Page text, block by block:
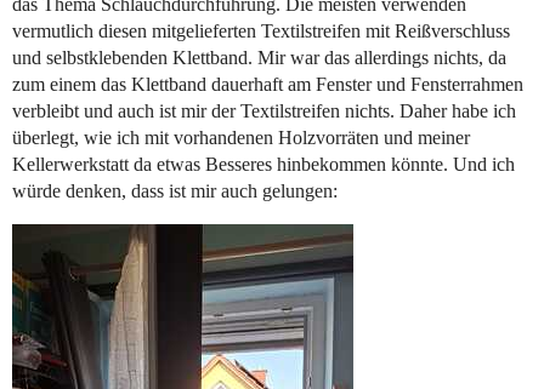
das Thema Schlauchdurchführung. Die meisten verwenden
vermutlich diesen mitgelieferten Textilstreifen mit Reißverschluss
und selbstklebenden Klettband. Mir war das allerdings nichts, da
zum einem das Klettband dauerhaft am Fenster und Fensterrahmen
verbleibt und auch ist mir der Textilstreifen nichts. Daher habe ich
überlegt, wie ich mit vorhandenen Holzvorräten und meiner
Kellerwerkstatt da etwas Besseres hinbekommen könnte. Und ich
würde denken, dass ist mir auch gelungen: